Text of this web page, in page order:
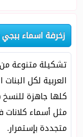
زخرفة اسماء ببجي
تشكيلة متنوعة
العربية لكل
مثل أسماء كلانات
متجددة بإستمرار.